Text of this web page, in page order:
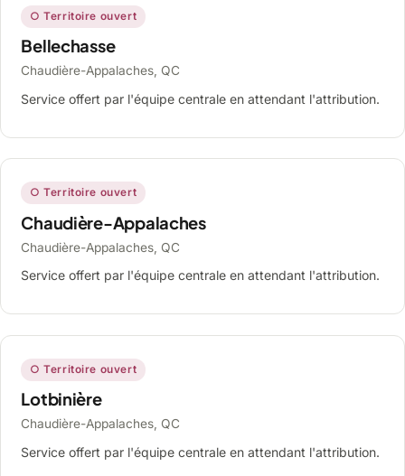
○ Territoire ouvert
Bellechasse
Chaudière-Appalaches, QC
Service offert par l'équipe centrale en attendant l'attribution.
○ Territoire ouvert
Chaudière-Appalaches
Chaudière-Appalaches, QC
Service offert par l'équipe centrale en attendant l'attribution.
○ Territoire ouvert
Lotbinière
Chaudière-Appalaches, QC
Service offert par l'équipe centrale en attendant l'attribution.